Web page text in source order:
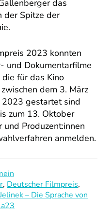
das
der Spitze der
2023 konnten
und Dokumentarfilme
für das Kino
dem 3. März
gestartet sind
zum 13. Oktober
Produzent:innen
anmelden.
, Deutscher Filmpreis,
– Die Sprache von